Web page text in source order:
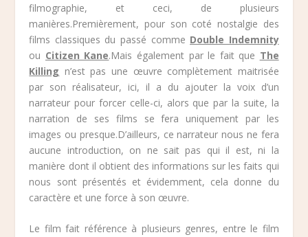
filmographie, et ceci, de plusieurs
manières.Premièrement, pour son coté nostalgie des
films classiques du passé comme Double Indemnity
ou Citizen Kane.Mais également par le fait que The
Killing n’est pas une œuvre complètement maitrisée
par son réalisateur, ici, il a du ajouter la voix d’un
narrateur pour forcer celle-ci, alors que par la suite, la
narration de ses films se fera uniquement par les
images ou presque.D’ailleurs, ce narrateur nous ne fera
aucune introduction, on ne sait pas qui il est, ni la
manière dont il obtient des informations sur les faits qui
nous sont présentés et évidemment, cela donne du
caractère et une force à son œuvre.
Le film fait référence à plusieurs genres, entre le film